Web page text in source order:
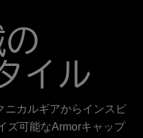
イル
ニカルギアからインスピ
ズ可能なArmorキャップ